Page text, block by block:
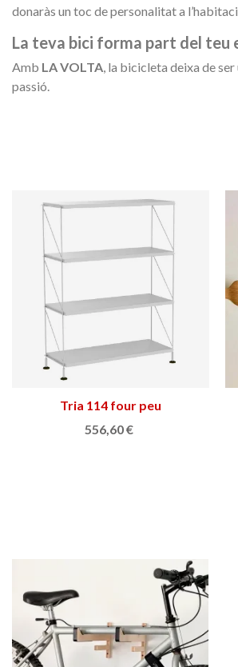
donaràs un toc de personalitat a
La teva bici forma part del teu
Amb LA VOLTA , la bicicleta deixa de
passió.
Triar opció
Tria 114 four peu
556,60 €